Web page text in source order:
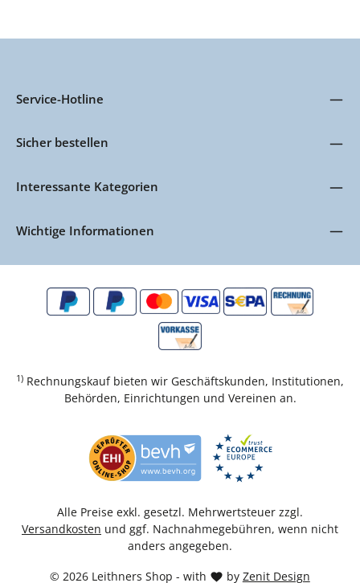
Service-Hotline
Sicher bestellen
Interessante Kategorien
Wichtige Informationen
1) Rechnungskauf bieten wir Geschäftskunden, Institutionen,
Behörden, Einrichtungen und Vereinen an.
© 2026 Leithners Shop - with by Zenit Design
Alle Preise exkl. gesetzl. Mehrwertsteuer zzgl.
Versandkosten und ggf. Nachnahmegebühren, wenn nicht
anders angegeben.